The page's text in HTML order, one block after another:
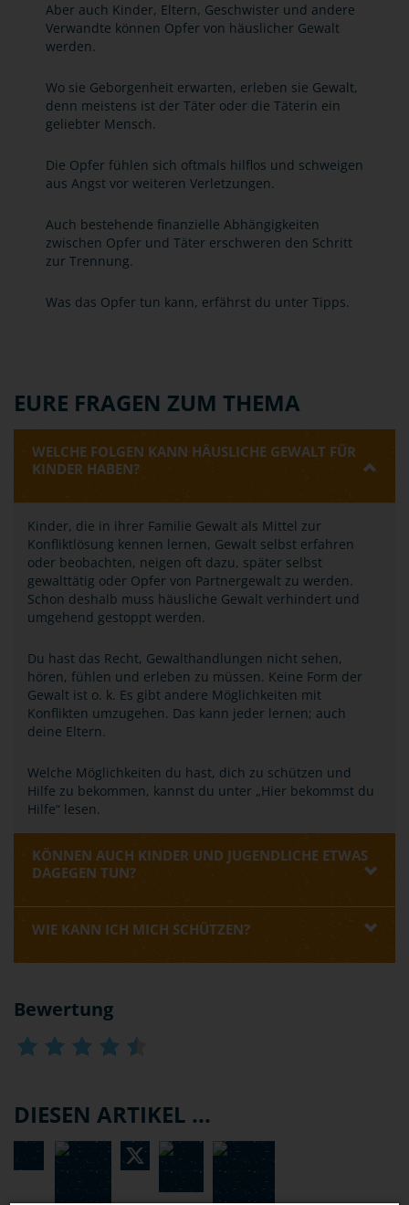
Aber auch Kinder, Eltern, Geschwister und andere
Verwandte können Opfer von häuslicher Gewalt
werden.
Wo sie Geborgenheit erwarten, erleben sie Gewalt,
denn meistens ist der Täter oder die Täterin ein
geliebter Mensch.
Die Opfer fühlen sich oftmals hilflos und schweigen
aus Angst vor weiteren Verletzungen.
Auch bestehende finanzielle Abhängigkeiten
zwischen Opfer und Täter erschweren den Schritt
zur Trennung.
Was das Opfer tun kann, erfährst du unter Tipps.
EURE FRAGEN ZUM THEMA
WELCHE FOLGEN KANN HÄUSLICHE GEWALT FÜR
KINDER HABEN?
Kinder, die in ihrer Familie Gewalt als Mittel zur
Konfliktlösung kennen lernen, Gewalt selbst erfahren
oder beobachten, neigen oft dazu, später selbst
gewalttätig oder Opfer von Partnergewalt zu werden.
Schon deshalb muss häusliche Gewalt verhindert und
umgehend gestoppt werden.
Du hast das Recht, Gewalthandlungen nicht sehen,
hören, fühlen und erleben zu müssen. Keine Form der
Gewalt ist o. k. Es gibt andere Möglichkeiten mit
Konflikten umzugehen. Das kann jeder lernen; auch
deine Eltern.
Welche Möglichkeiten du hast, dich zu schützen und
Hilfe zu bekommen, kannst du unter „Hier bekommst du
Hilfe“ lesen.
KÖNNEN AUCH KINDER UND JUGENDLICHE ETWAS
DAGEGEN TUN?
WIE KANN ICH MICH SCHÜTZEN?
Bewertung
DIESEN ARTIKEL ...